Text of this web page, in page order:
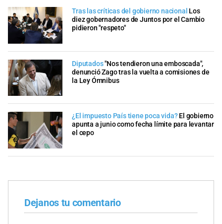
Tras las críticas del gobierno nacional Los
diez gobernadores de Juntos por el Cambio
pidieron "respeto"
Diputados"Nos tendieron una emboscada",
denunció Zago tras la vuelta a comisiones de
la Ley Ómnibus
¿El impuesto País tiene poca vida? El gobierno
apunta a junio como fecha límite para levantar
el cepo
Dejanos tu comentario